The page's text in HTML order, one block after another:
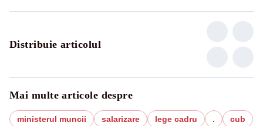
Distribuie articolul
Mai multe articole despre
ministerul muncii salarizare lege cadru .
cub